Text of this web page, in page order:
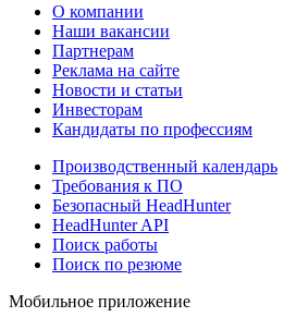
О компании
Наши вакансии
Партнерам
Реклама на сайте
Новости и статьи
Инвесторам
Кандидаты по профессиям
Производственный календарь
Требования к ПО
Безопасный HeadHunter
HeadHunter API
Поиск работы
Поиск по резюме
Мобильное приложение